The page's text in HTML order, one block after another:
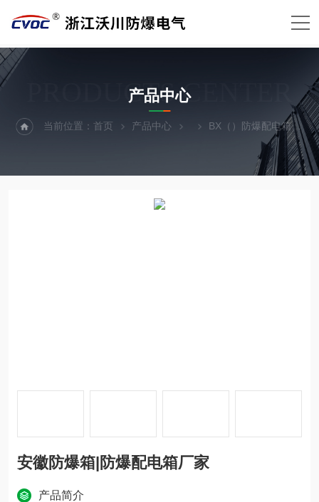
PRODUCTS CENTER
产品中心
当前位置：首页 产品中心 BX（）防爆配电箱
安徽防爆箱|防爆配电箱厂家
产品简介